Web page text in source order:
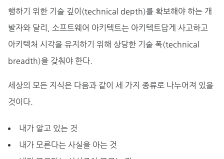
행하기 위한 기술 깊이(technical depth)를 확보해야 하는 개
발자와 달리, 소프트웨어 아키텍트는 아키텍트답게 사고하고
아키텍처 시각을 유지하기 위해 상당한 기술 폭(technical
breadth)을 갖춰야 한다.
세상의 모든 지식은 다음과 같이 세 가지 종류로 나누어져 있을
것이다.
내가 알고 있는 것
내가 모른다는 사실을 아는 것